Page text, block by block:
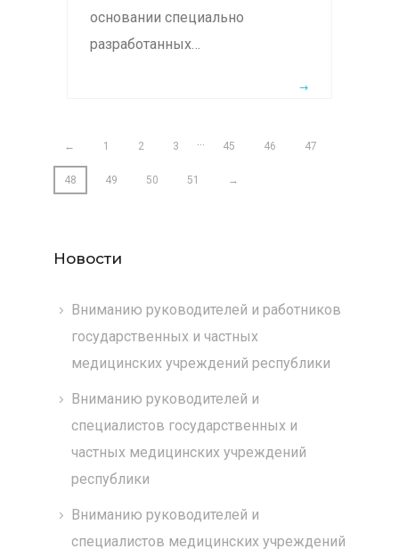
основании специально
разработанных…
← 1 2 3 … 45 46 47
48 49 50 51 →
Новости
Вниманию руководителей и работников
государственных и частных
медицинских учреждений республики
Вниманию руководителей и
специалистов государственных и
частных медицинских учреждений
республики
Вниманию руководителей и
специалистов медицинских учреждений